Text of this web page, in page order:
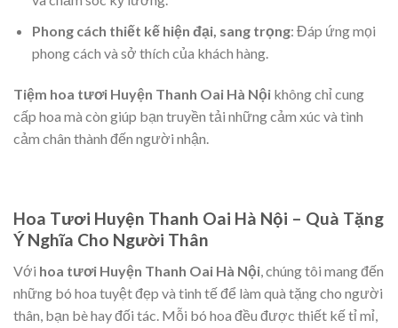
Phong cách thiết kế hiện đại, sang trọng: Đáp ứng mọi
phong cách và sở thích của khách hàng.
Tiệm hoa tươi Huyện Thanh Oai Hà Nội không chỉ cung
cấp hoa mà còn giúp bạn truyền tải những cảm xúc và tình
cảm chân thành đến người nhận.
Hoa Tươi Huyện Thanh Oai Hà Nội – Quà Tặng
Ý Nghĩa Cho Người Thân
Với hoa tươi Huyện Thanh Oai Hà Nội, chúng tôi mang đến
những bó hoa tuyệt đẹp và tinh tế để làm quà tặng cho người
thân, bạn bè hay đối tác. Mỗi bó hoa đều được thiết kế tỉ mỉ,